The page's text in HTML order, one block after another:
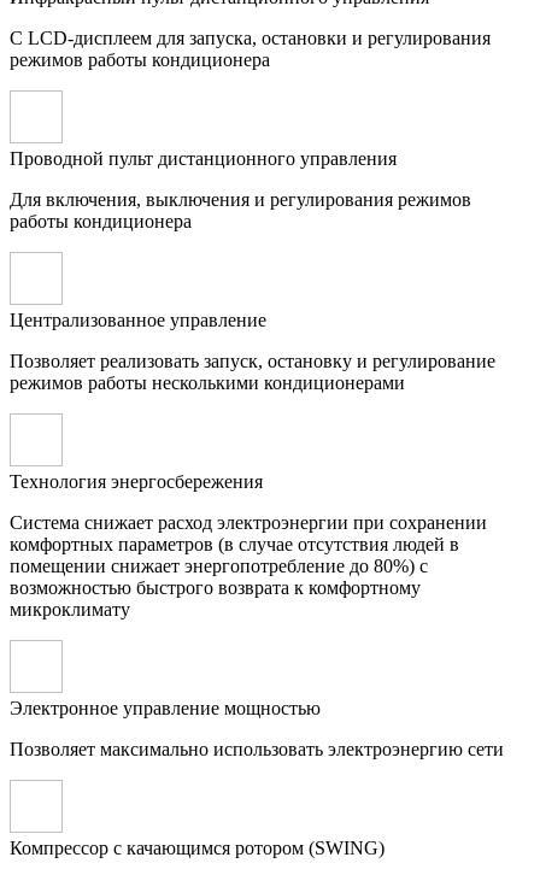
С LCD-дисплеем для запуска, остановки и регулирования
режимов работы кондиционера
Проводной пульт дистанционного управления
Для включения, выключения и регулирования режимов
работы кондиционера
Централизованное управление
Позволяет реализовать запуск, остановку и регулирование
режимов работы несколькими кондиционерами
Технология энергосбережения
Система снижает расход электроэнергии при сохранении
комфортных параметров (в случае отсутствия людей в
помещении снижает энергопотребление до 80%) с
возможностью быстрого возврата к комфортному
микроклимату
Электронное управление мощностью
Позволяет максимально использовать электроэнергию сети
Компрессор с качающимся ротором (SWING)